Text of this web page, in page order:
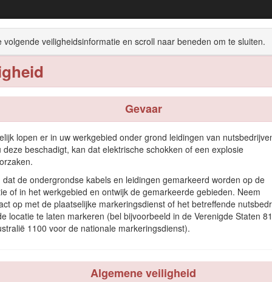
volgende veiligheidsinformatie en scroll naar beneden om te sluiten.
Gevaar
lopen er in uw werkgebied onder grond leidingen van
deze beschadigt, kan dat elektrische schokken of een explosie
dat de ondergrondse kabels en leidingen gemarkeerd worden op de
of in het werkgebied en ontwijk de gemarkeerde gebieden. Neem
op met de plaatselijke markeringsdienst of het betreffende
locatie te laten markeren (bel bijvoorbeeld in de Verenigde Staten
1100 voor de nationale markeringsdienst).
Algemene veiligheid
Hydraulische schuif van 122 cm
Compacte werktuigdragers
een Toro compacte werktuigdrager. De schuifhoek wordt
gebruiken voor andere doeleinden dan het bedoelde
hoe u dit product op de juiste wijze moet gebruiken en
en veilige gebruik van de machine.
veiligheidstips, instructiemateriaal, informatie over
informatie nodig hebt, kunt u contact opnemen met een
serienummer van het product te vermelden. Het model- en
in de ruimte hieronder.